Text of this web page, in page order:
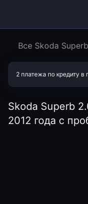
Все Skoda
2 платежа по кредиту в
Skoda Superb
2012 года с